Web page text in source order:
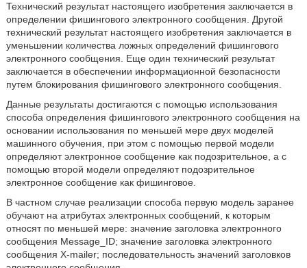
Технический результат настоящего изобретения заключается в
определении фишингового электронного сообщения. Другой
технический результат настоящего изобретения заключается в
уменьшении количества ложных определений фишингового
электронного сообщения. Еще один технический результат
заключается в обеспечении информационной безопасности
путем блокирования фишингового электронного сообщения.
Данные результаты достигаются с помощью использования
способа определения фишингового электронного сообщения на
основании использования по меньшей мере двух моделей
машинного обучения, при этом с помощью первой модели
определяют электронное сообщение как подозрительное, а с
помощью второй модели определяют подозрительное
электронное сообщение как фишинговое.
В частном случае реализации способа первую модель заранее
обучают на атрибутах электронных сообщений, к которым
относят по меньшей мере: значение заголовка электронного
сообщения Message_ID; значение заголовка электронного
сообщения X-mailer; последовательность значений заголовков